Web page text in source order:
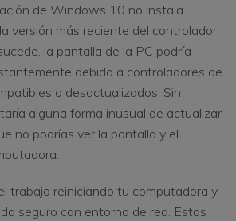
de Windows 10 no instala
versión más reciente del controlador
la pantalla de la PC podría
debido a controladores de
o desactualizados. Sin
alguna forma inusual de actualizar
no podrías ver la pantalla y el
trabajo reiniciando tu computadora y
seguro con entorno de red. Estos